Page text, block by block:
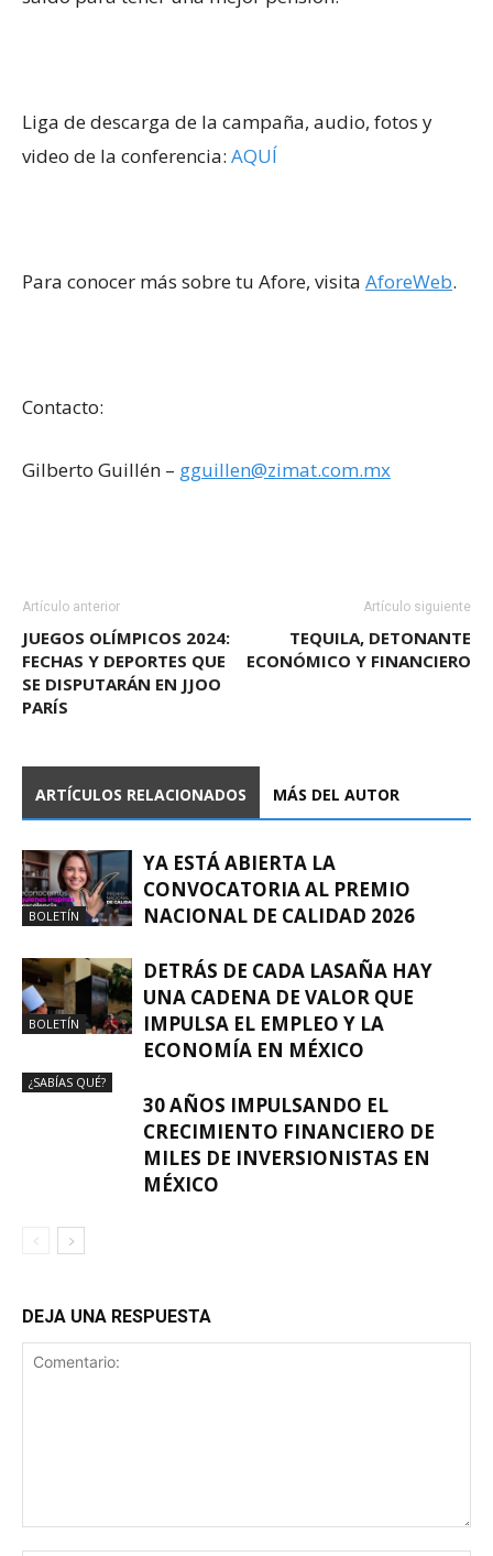
Liga de descarga de la campaña, audio, fotos y
video de la conferencia: AQUÍ
Para conocer más sobre tu Afore, visita AforeWeb.
Contacto:
Gilberto Guillén – gguillen@zimat.com.mx
Artículo anterior
JUEGOS OLÍMPICOS 2024:
FECHAS Y DEPORTES QUE
SE DISPUTARÁN EN JJOO
PARÍS
Artículo siguiente
TEQUILA, DETONANTE
ECONÓMICO Y FINANCIERO
ARTÍCULOS RELACIONADOS MÁS DEL AUTOR
BOLETÍN
YA ESTÁ ABIERTA LA
CONVOCATORIA AL PREMIO
NACIONAL DE CALIDAD 2026
BOLETÍN
DETRÁS DE CADA LASAÑA HAY
UNA CADENA DE VALOR QUE
IMPULSA EL EMPLEO Y LA
ECONOMÍA EN MÉXICO
¿SABÍAS QUÉ?
30 AÑOS IMPULSANDO EL
CRECIMIENTO FINANCIERO DE
MILES DE INVERSIONISTAS EN
MÉXICO
DEJA UNA RESPUESTA